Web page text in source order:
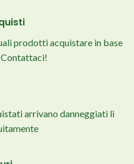
Consentito in agricoltura
biologica
Sacco da 25 Kg
prodotti acquistare in base
Contattaci!
arrivano danneggiati li